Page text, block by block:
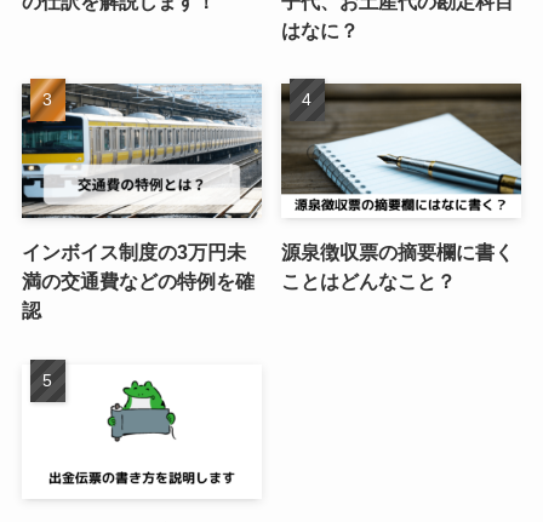
はなに？
インボイス制度の3万円未
満の交通費などの特例を確
認
源泉徴収票の摘要欄に書く
ことはどんなこと？